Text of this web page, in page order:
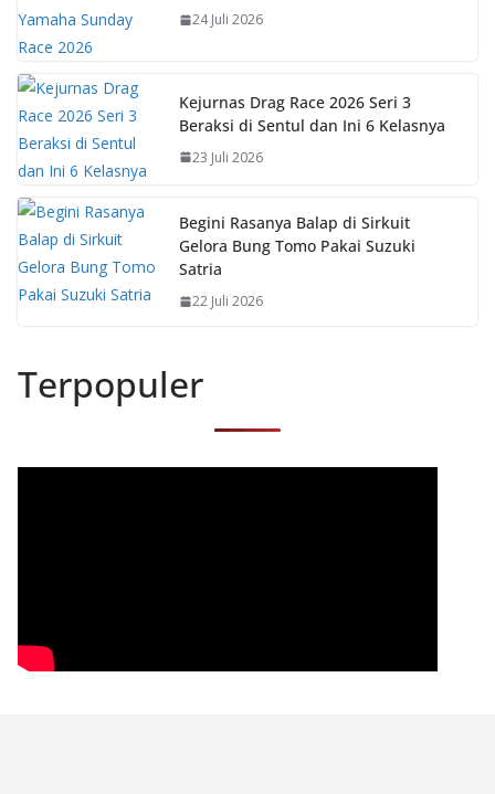
24 Juli 2026
Kejurnas Drag Race 2026 Seri 3
Beraksi di Sentul dan Ini 6 Kelasnya
23 Juli 2026
Begini Rasanya Balap di Sirkuit
Gelora Bung Tomo Pakai Suzuki
Satria
22 Juli 2026
Terpopuler